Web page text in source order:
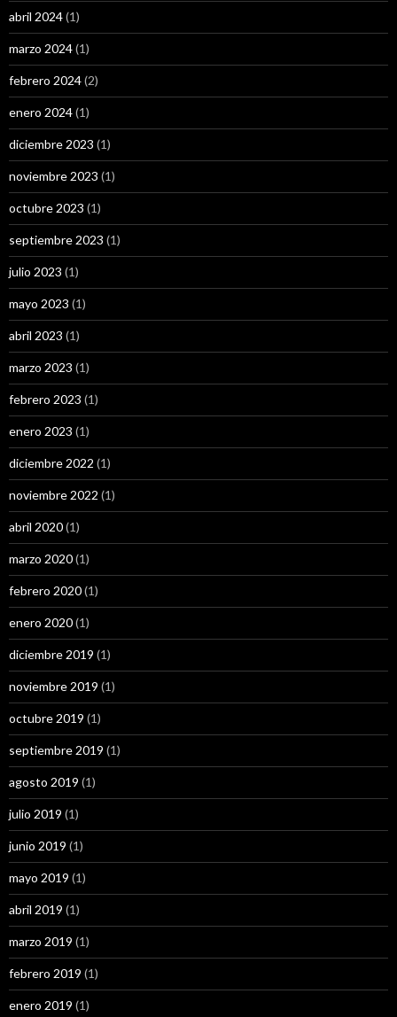
abril 2024(1)
marzo 2024(1)
febrero 2024(2)
enero 2024(1)
diciembre 2023 (1)
noviembre 2023 (1)
octubre 2023 (1)
septiembre 2023 (1)
julio 2023 (1)
mayo 2023 (1)
abril 2023 (1)
marzo 2023 (1)
febrero 2023 (1)
enero 2023 (1)
diciembre 2022 (1)
noviembre 2022 (1)
abril 2020(1)
marzo 2020(1)
febrero 2020(1)
enero 2020(1)
diciembre 2019 (1)
noviembre 2019 (1)
octubre 2019 (1)
septiembre 2019 (1)
agosto 2019 (1)
julio 2019 (1)
junio 2019 (1)
mayo 2019 (1)
abril 2019 (1)
marzo 2019 (1)
febrero 2019 (1)
enero 2019 (1)